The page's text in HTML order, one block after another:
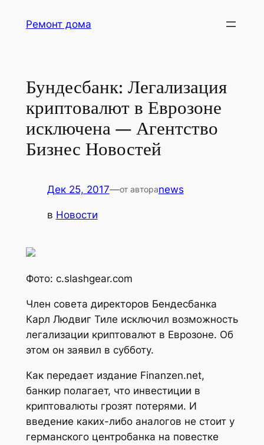
Ремонт дома
Бундесбанк: Легализация
криптовалют в Еврозоне
исключена — Агентство
Бизнес Новостей
Дек 25, 2017—от автораnews
в Новости
Фото: c.slashgear.com
Член совета директоров Бендесбанка
Карл Людвиг Тиле исключил возможность
легализации криптовалют в Еврозоне. Об
этом он заявил в субботу.
Как передает издание Finanzen.net,
банкир полагает, что инвестиции в
криптовалюты грозят потерями. И
введение каких-либо аналогов не стоит у
германского центробанка на повестке